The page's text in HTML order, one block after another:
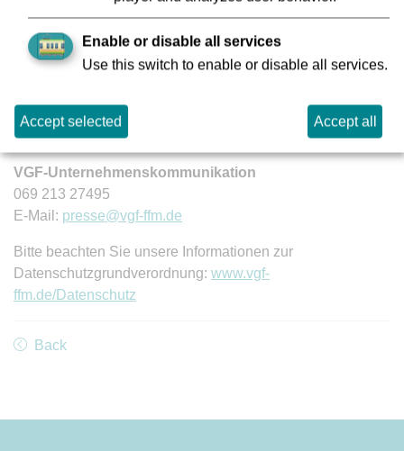
bezeichnet werden. 24 davon werden 31,5 Meter lange
Fahrzeuge sein, die restlichen 34 sind um ein 8,5 Meter
langes Mittelteil auf 40 Meter verlängert.
Pressekontakt:
VGF-Unternehmenskommunikation
069 213 27495
E-Mail: presse@vgf-ffm.de
Bitte beachten Sie unsere Informationen zur
Datenschutzgrundverordnung: www.vgf-
ffm.de/Datenschutz
Back
Enable or disable all services
Use this switch to enable or disable all services.
Accept selected Accept all